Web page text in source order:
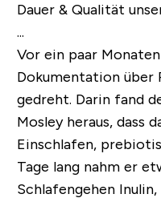
Dauer & Qualität
...
Vor ein paar
Dokumentation über
gedreht. Darin fand
Mosley heraus, dass
Einschlafen,
Tage lang nahm er
Schlafengehen